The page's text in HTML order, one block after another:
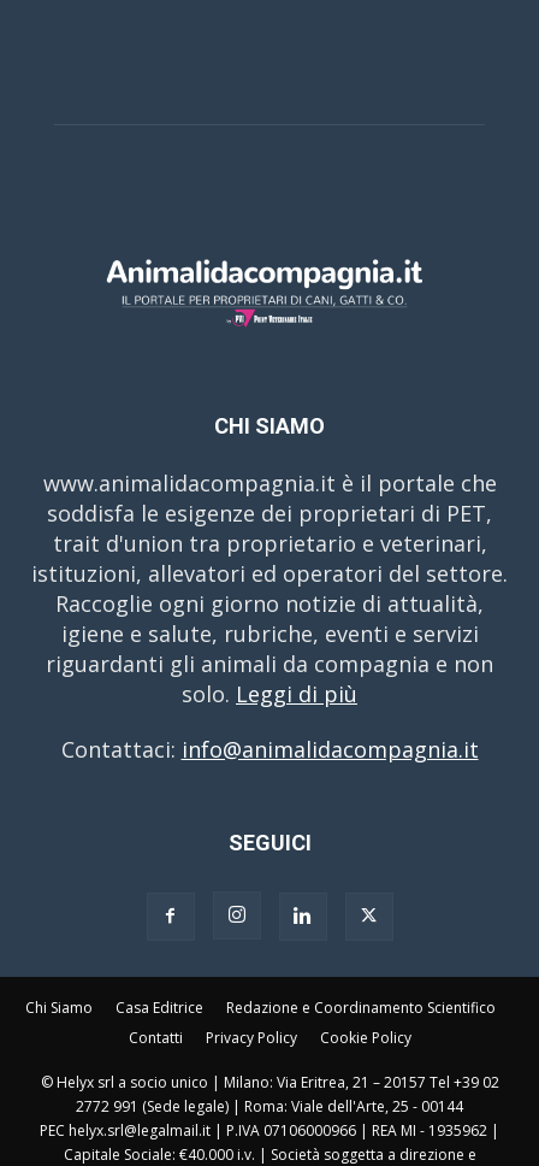
CHI SIAMO
www.animalidacompagnia.it è il portale che
soddisfa le esigenze dei proprietari di PET,
trait d'union tra proprietario e veterinari,
istituzioni, allevatori ed operatori del settore.
Raccoglie ogni giorno notizie di attualità,
igiene e salute, rubriche, eventi e servizi
riguardanti gli animali da compagnia e non
solo. Leggi di più
Contattaci: info@animalidacompagnia.it
SEGUICI
Chi Siamo Casa Editrice
Redazione e Coordinamento Scientifico
Contatti
Privacy Policy Cookie Policy
© Helyx srl a socio unico | Milano: Via Eritrea, 21 – 20157 Tel +39 02
2772 991 (Sede legale) | Roma: Viale dell'Arte, 25 - 00144
PEC helyx.srl@legalmail.it | P.IVA 07106000966 | REA MI - 1935962 |
Capitale Sociale: €40.000 i.v. | Società soggetta a direzione e